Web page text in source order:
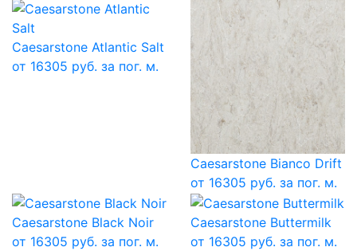
Caesarstone Atlantic Salt
от 16305 руб. за пог. м.
Caesarstone Bianco Drift
от 16305 руб. за пог. м.
Caesarstone Black Noir
от 16305 руб. за пог. м.
Caesarstone Buttermilk
от 16305 руб. за пог. м.